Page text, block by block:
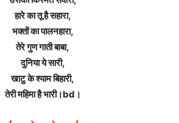
हारे का तू है सहारा,
भक्तों का पालनहारा,
तेरे गुण गाती बाबा,
दुनिया ये सारी,
खाटु के श्याम बिहारी,
तेरी महिमा है भारी।bd।